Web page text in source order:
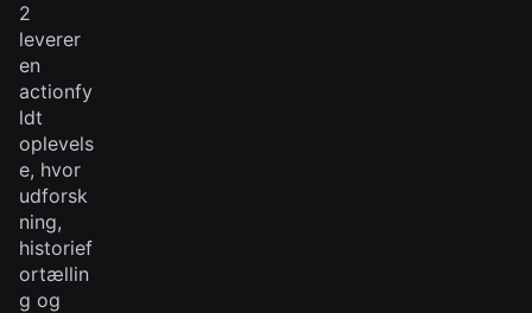
2
leverer
en
actionfy
ldt
oplevels
e, hvor
udforsk
ning,
historief
ortællin
g og